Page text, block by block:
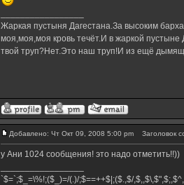
Жаркая пустыня Дагестана.За высоким
моя,моя,моя кровь течёт.И в жаркой
твой труп?Нет.Это наш труп!И из ещё
Добавлено: Чт Окт 09, 2008 5:00 pm Заголовок
у Ани 1024 сообщения! это надо отметить!!))
`$=`;$_=\%!;($_)=/(.)/;$==++$|;($.,$/